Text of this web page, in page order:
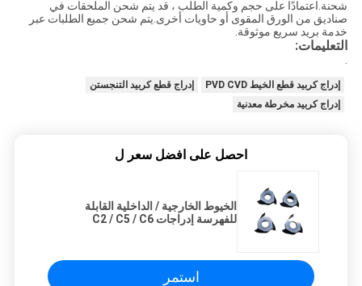
شحنة.اعتمادًا على حجم وكمية الطلب ، قد يتم شحن الملحقات في
صناديق من الورق المقوى أو حاويات أخرى.يتم شحن جميع الطلبات عبر
خدمة بريد سريع موثوقة.
التعليمات:
.
إدراج كربيد قطع الخيط PVD CVD
إدراج قطع كربيد التنجستن
إدراج كربيد مخرطة معدنية
احصل على افضل سعر ل
الخيوط الخارجية / الداخلية القابلة
للفهرسة إدراجات C2 / C5 / C6
استمر